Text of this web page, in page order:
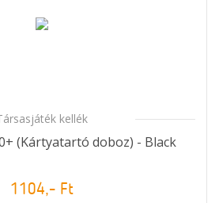
kellék
(Kártyatartó doboz) - Black
1104,- Ft